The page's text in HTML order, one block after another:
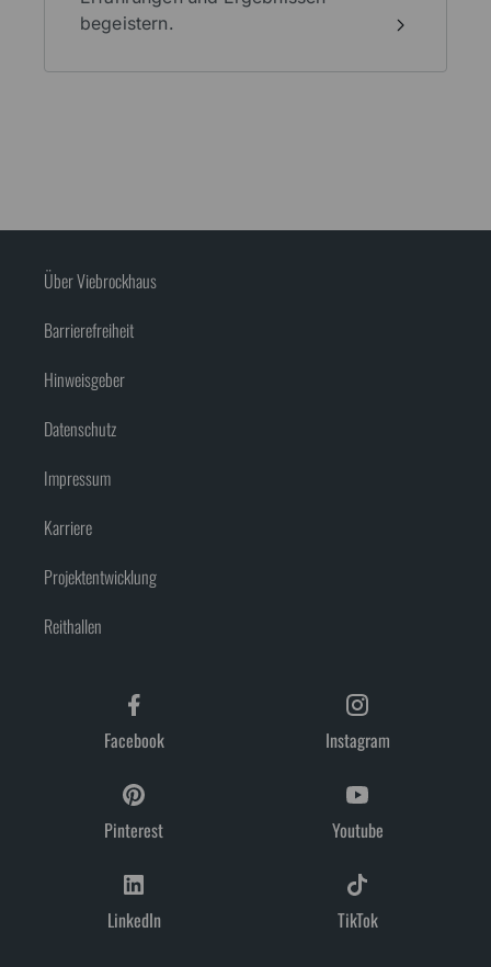
begeistern.
Über Viebrockhaus
Barrierefreiheit
Hinweisgeber
Datenschutz
Impressum
Karriere
Projektentwicklung
Reithallen
Facebook Instagram
Pinterest Youtube
LinkedIn TikTok